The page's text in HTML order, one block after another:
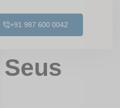
+91 987 600 0042